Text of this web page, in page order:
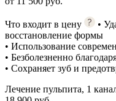
Что входит в цену
•
восстановление формы
• Использование
• Безболезненно
• Сохраняет зуб и
Лечение пульпита, 1